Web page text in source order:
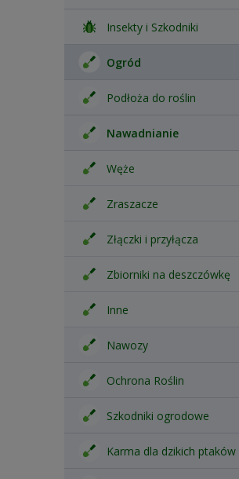
Insekty i Szkodniki
Ogród
Podłoża do roślin
Nawadnianie
Węże
Zraszacze
Złączki i przyłącza
Zbiorniki na deszczówkę
Inne
Nawozy
Ochrona Roślin
Szkodniki ogrodowe
Karma dla dzikich ptaków